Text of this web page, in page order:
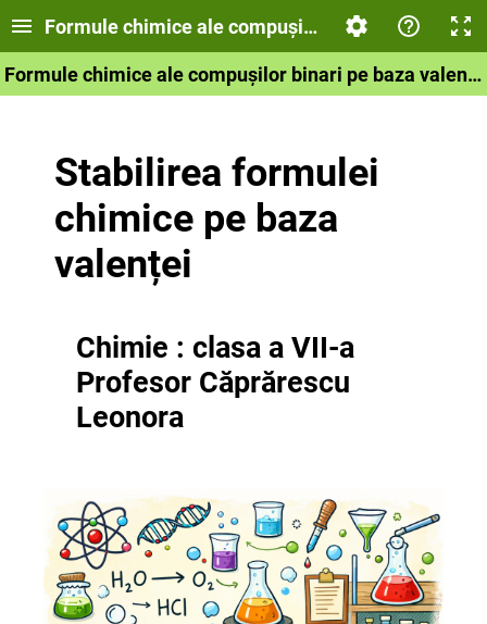
Formule chimice ale compușilor binari pe baza
Formule chimice ale compușilor binari pe baza valenței
Stabilirea formulei
chimice pe baza
valenței
Chimie : clasa a VII-a
Profesor Căprărescu
Leonora